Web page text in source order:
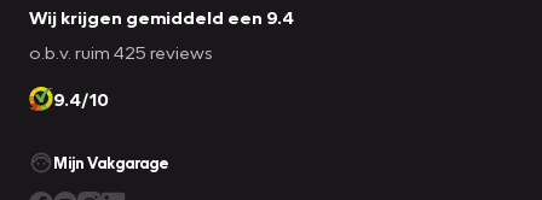
Wij krijgen gemiddeld een 9.4
o.b.v. ruim 425 reviews
9.4/10
Mijn Vakgarage